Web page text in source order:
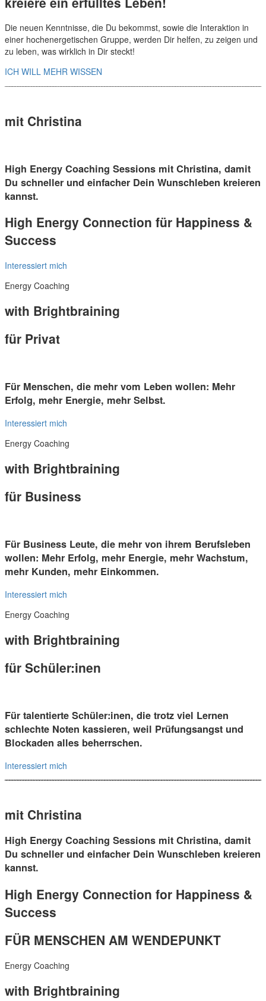
Die neuen Kenntnisse, die Du bekommst, sowie die Interaktion in
einer hochenergetischen Gruppe, werden Dir helfen, zu zeigen und
zu leben, was wirklich in Dir steckt!
ICH WILL MEHR WISSEN
mit Christina
High Energy Coaching Sessions mit Christina, damit
Du schneller und einfacher Dein Wunschleben kreieren
kannst.
High Energy Connection für Happiness &
Success
Interessiert mich
Energy Coaching
with Brightbraining
für Privat
Für Menschen, die mehr vom Leben wollen: Mehr
Erfolg, mehr Energie, mehr Selbst.
Interessiert mich
Energy Coaching
with Brightbraining
für Business
Für Business Leute, die mehr von ihrem Berufsleben
wollen: Mehr Erfolg, mehr Energie, mehr Wachstum,
mehr Kunden, mehr Einkommen.
Interessiert mich
Energy Coaching
with Brightbraining
für Schüler:inen
Für talentierte Schüler:inen, die trotz viel Lernen
schlechte Noten kassieren, weil Prüfungsangst und
Blockaden alles beherrschen.
Interessiert mich
mit Christina
High Energy Coaching Sessions mit Christina, damit
Du schneller und einfacher Dein Wunschleben kreieren
kannst.
High Energy Connection for Happiness &
Success
FÜR MENSCHEN AM WENDEPUNKT
Energy Coaching
with Brightbraining